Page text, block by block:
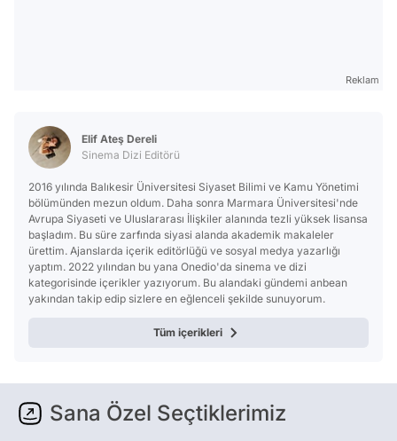
Reklam
Elif Ateş Dereli
Sinema Dizi Editörü
2016 yılında Balıkesir Üniversitesi Siyaset Bilimi ve Kamu Yönetimi
bölümünden mezun oldum. Daha sonra Marmara Üniversitesi'nde
Avrupa Siyaseti ve Uluslararası İlişkiler alanında tezli yüksek lisansa
başladım. Bu süre zarfında siyasi alanda akademik makaleler
ürettim. Ajanslarda içerik editörlüğü ve sosyal medya yazarlığı
yaptım. 2022 yılından bu yana Onedio'da sinema ve dizi
kategorisinde içerikler yazıyorum. Bu alandaki gündemi anbean
yakından takip edip sizlere en eğlenceli şekilde sunuyorum.
Tüm içerikleri
Sana Özel Seçtiklerimiz